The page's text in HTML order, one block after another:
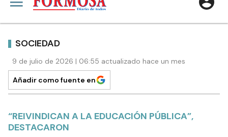
SOCIEDAD
9 de julio de 2026 | 06:55 actualizado hace un mes
Añadir como fuente en
“REIVINDICAN A LA EDUCACIÓN PÚBLICA”,
DESTACARON